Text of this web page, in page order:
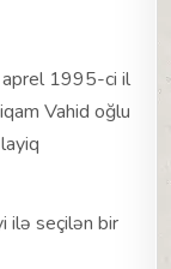
aprel 1995-ci il
Vahid oğlu
ilə seçilən bir